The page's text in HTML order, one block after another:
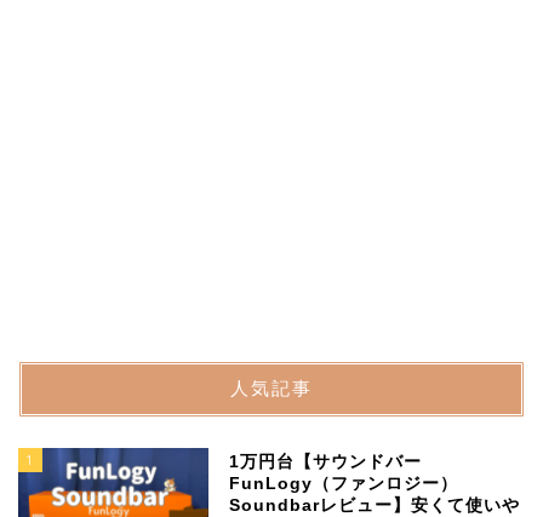
人気記事
1
1万円台【サウンドバー
FunLogy（ファンロジー）
Soundbarレビュー】安くて使いや